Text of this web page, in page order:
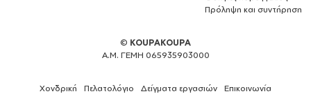
Πρόληψη και συντήρηση
© KOUPAKOUPA
Α.Μ. ΓΕΜΗ 065935903000
Χονδρική Πελατολόγιο Δείγματα εργασιών Επικοινωνία